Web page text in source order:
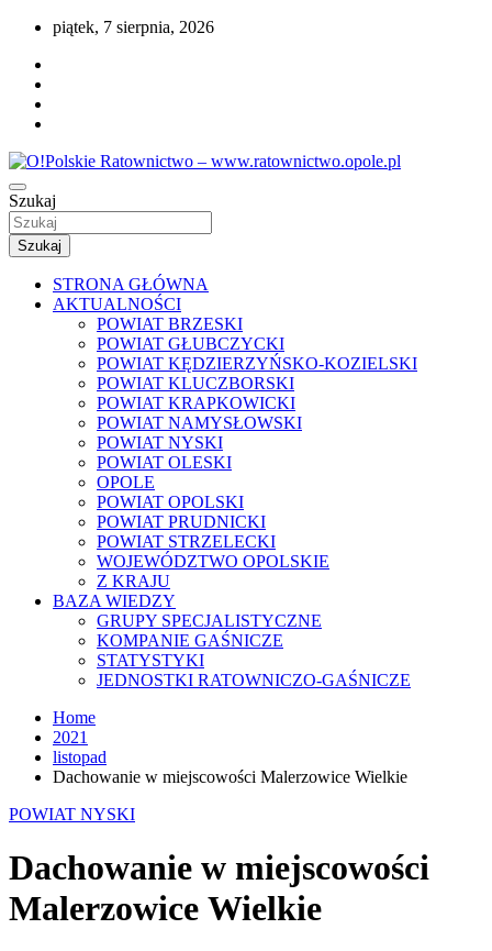
Przejdź
treści
piątek, 7 sierpnia, 2026
O!Polskie Ratownictwo –
www.ratownictwo.opole.pl
Portal opolskiego i polskiego ratownictwa.
Szukaj
Szukaj
STRONA GŁÓWNA
AKTUALNOŚCI
POWIAT BRZESKI
POWIAT GŁUBCZYCKI
POWIAT KĘDZIERZYŃSKO-KOZIELSKI
POWIAT KLUCZBORSKI
POWIAT KRAPKOWICKI
POWIAT NAMYSŁOWSKI
POWIAT NYSKI
POWIAT OLESKI
OPOLE
POWIAT OPOLSKI
POWIAT PRUDNICKI
POWIAT STRZELECKI
WOJEWÓDZTWO OPOLSKIE
Z KRAJU
BAZA WIEDZY
GRUPY SPECJALISTYCZNE
KOMPANIE GAŚNICZE
STATYSTYKI
JEDNOSTKI RATOWNICZO-GAŚNICZE
Home
2021
listopad
Dachowanie w miejscowości Malerzowice Wielkie
POWIAT NYSKI
Dachowanie w miejscowości
Malerzowice Wielkie